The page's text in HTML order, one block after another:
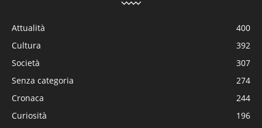
Attualità
400
Cultura
392
Società
307
Senza categoria
274
Cronaca
244
Curiosità
196